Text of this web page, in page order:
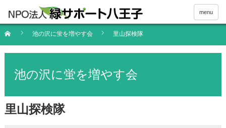
menu
池の沢に蛍を増やす会 里山探検隊
池の沢に蛍を増やす会
里山探検隊